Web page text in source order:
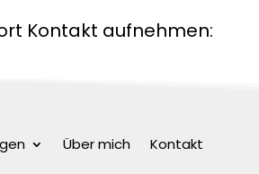
Kontakt aufnehmen:
Über mich Kontakt